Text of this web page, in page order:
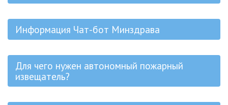
Информация Чат-бот Минздрава
Для чего нужен автономный пожарный
извещатель?